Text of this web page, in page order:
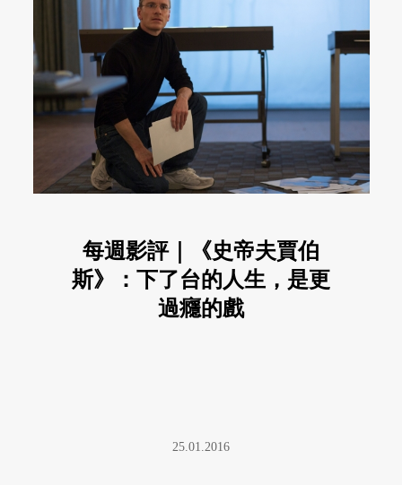
每週影評｜《史帝夫賈伯
斯》：下了台的人生，是更
過癮的戲
25.01.2016